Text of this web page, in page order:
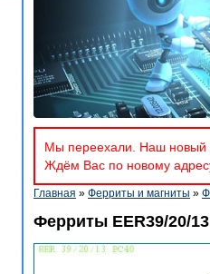
Мы переехали. Наш новый
Ждём Вас по новому
Главная » Ферриты и магниты »
Ферриты EER39/20/